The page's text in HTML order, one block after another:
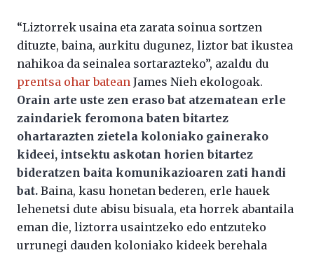
“Liztorrek usaina eta zarata soinua sortzen
dituzte, baina, aurkitu dugunez, liztor bat ikustea
nahikoa da seinalea sortarazteko”, azaldu du
prentsa ohar batean James Nieh ekologoak.
Orain arte uste zen eraso bat atzematean erle
zaindariek feromona baten bitartez
ohartarazten zietela koloniako gainerako
kideei, intsektu askotan horien bitartez
bideratzen baita komunikazioaren zati handi
bat. Baina, kasu honetan bederen, erle hauek
lehenetsi dute abisu bisuala, eta horrek abantaila
eman die, liztorra usaintzeko edo entzuteko
urrunegi dauden koloniako kideek berehala